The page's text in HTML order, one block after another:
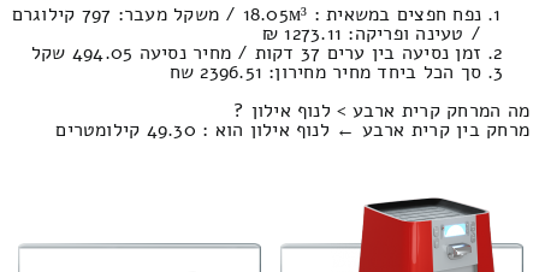
נפח חפצים במשאית : 18.05м³ / משקל מעבר: 797 קילוגרם
/ טעינה ופריקה: 1273.11 ₪
זמן נסיעה בין ערים 37 דקות / מחיר נסיעה 494.05 שקל
סך הכל ביחד מחיר מחירון: 2396.51 שח
מה המרחק קרית ארבע > לנוף אילון ?
מרחק בין קרית ארבע ← לנוף אילון הוא : 49.30 קילומטרים